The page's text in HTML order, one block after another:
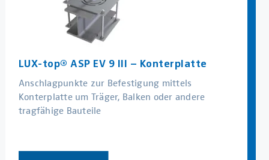
LUX-top® ASP EV 9 III – Konterplatte
Anschlagpunkte zur Befestigung mittels
Konterplatte um Träger, Balken oder andere
tragfähige Bauteile